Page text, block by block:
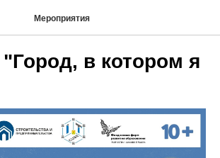
Мероприятия
в котором я